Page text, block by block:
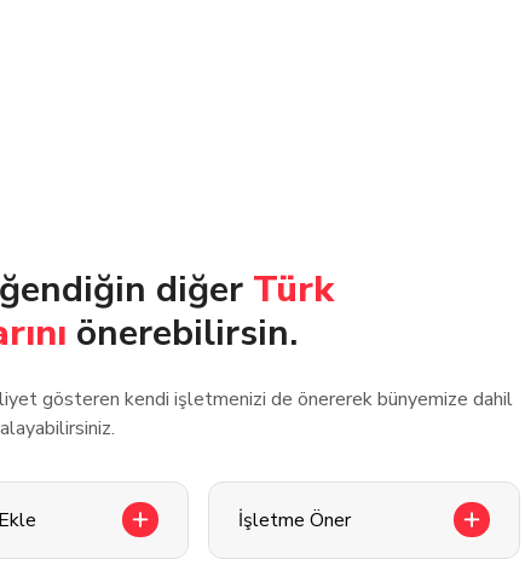
diğer Türk
önerebilirsin.
gösteren kendi işletmenizi de önererek bünyemize dahil
İşletme Öner